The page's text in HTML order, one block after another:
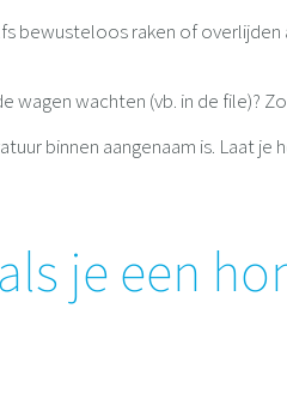
bewusteloos raken of
wagen wachten (vb. in de file)?
binnen aangenaam is. Laat
je een